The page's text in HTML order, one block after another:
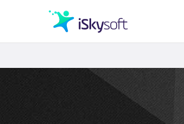
クリエイ
オフィス効